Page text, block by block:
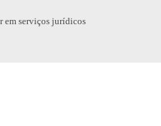
em serviços jurídicos